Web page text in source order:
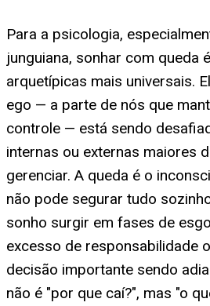
Para a psicologia,
junguiana, sonhar com queda
arquetípicas mais universais.
ego — a parte de nós que
controle — está sendo
internas ou externas maiores
gerenciar. A queda é o
não pode segurar tudo
sonho surgir em fases de
excesso de responsabilidade
decisão importante sendo
não é "por que caí?", mas "o